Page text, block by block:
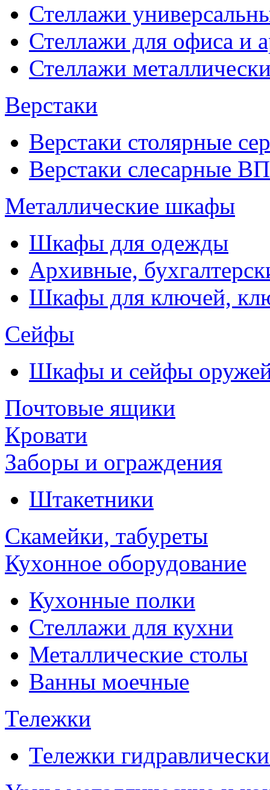
Стеллажи
Стеллажи для офиса и
Стеллажи
Верстаки
Верстаки столярные
Верстаки слесарные ВП
Металлические шкафы
Шкафы для одежды
Архивные,
Шкафы для ключей,
Сейфы
Шкафы и сейфы
Почтовые ящики
Кровати
Заборы и ограждения
Штакетники
Скамейки, табуреты
Кухонное оборудование
Кухонные полки
Стеллажи для кухни
Металлические столы
Ванны моечные
Тележки
Тележки